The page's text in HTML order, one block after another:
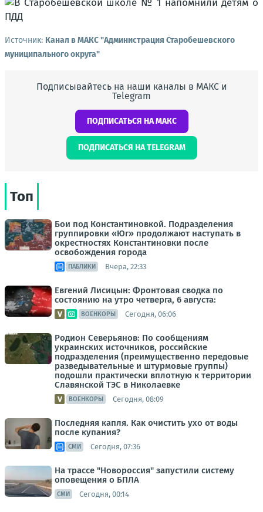
Источник: Канал в МАКС "Администрация Старобешевского
муниципального округа"
Подписывайтесь на наши каналы в МАКС и
Telegram
ПОДПИСАТЬСЯ НА МАКС
ПОДПИСАТЬСЯ НА TELEGRAM
Топ
Бои под Константиновкой. Подразделения
группировки «Юг» продолжают наступать в
окрестностях Константиновки после
освобождения города
ПАБЛИКИ Вчера, 22:33
Евгений Лисицын: Фронтовая сводка по
состоянию на утро четверга, 6 августа:
ВОЕНКОРЫ Сегодня, 06:06
Родион Северьянов: По сообщениям
украинских источников, российские
подразделения (преимущественно передовые
разведывательные и штурмовые группы)
подошли практически вплотную к территории
Славянской ТЭС в Николаевке
ВОЕНКОРЫ Сегодня, 08:09
Последняя капля. Как очистить ухо от воды
после купания?
СМИ Сегодня, 07:36
На трассе "Новороссия" запустили систему
оповещения о БПЛА
СМИ Сегодня, 00:14